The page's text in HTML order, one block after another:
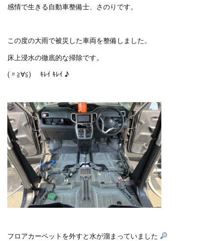
感情で生きる自動車整備士、さのりです。
この度の大雨で被災した車両を整備しました。
床上浸水の徹底的な掃除です。
(〃≧∀≦)ゞ ｷﾚｲ ｷﾚｲ ♪
フロアカーペットを外すと水が溜まっていました